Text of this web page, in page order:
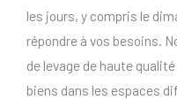
les jours, y compris le
répondre à vos besoins.
de levage de haute
biens dans les espaces